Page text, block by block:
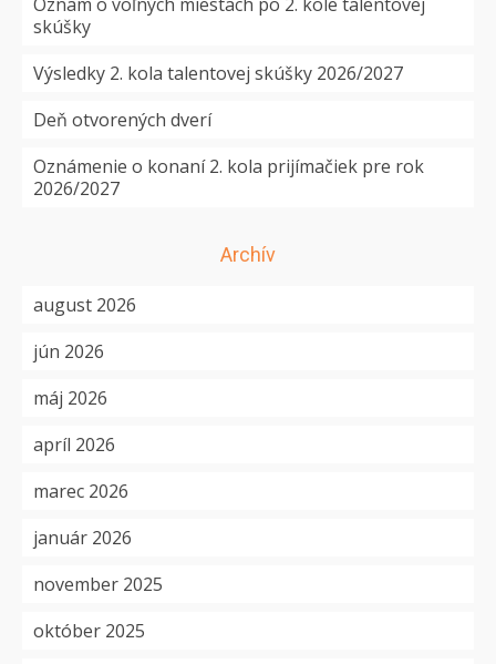
skúšky
Výsledky 2. kola talentovej skúšky 2026/2027
Deň otvorených dverí
Oznámenie o konaní 2. kola prijímačiek pre rok
2026/2027
Archív
august 2026
jún 2026
máj 2026
apríl 2026
marec 2026
január 2026
november 2025
október 2025